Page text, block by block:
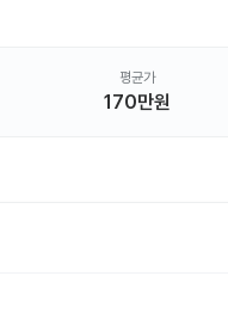
평균가
170만원